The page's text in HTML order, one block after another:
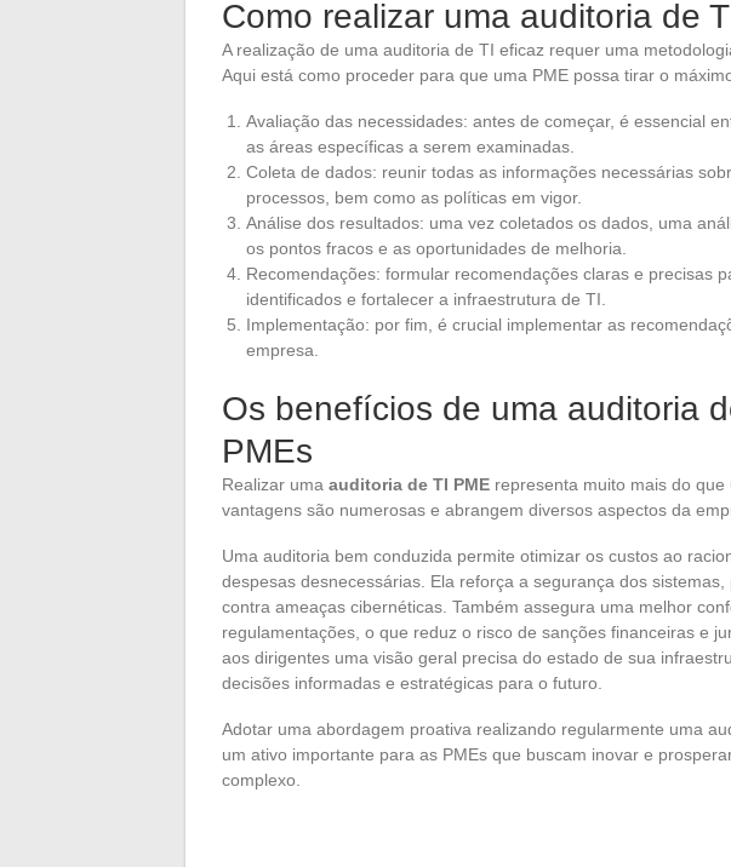
Como realizar uma auditoria de
A realização de uma auditoria de TI eficaz requer uma
Aqui está como proceder para que uma PME possa tirar o
Avaliação das necessidades: antes de começar, é essencial
as áreas específicas a serem examinadas.
Coleta de dados: reunir todas as informações necessárias
processos, bem como as políticas em vigor.
Análise dos resultados: uma vez coletados os dados, uma
os pontos fracos e as oportunidades de melhoria.
Recomendações: formular recomendações claras e precisas
identificados e fortalecer a infraestrutura de TI.
Implementação: por fim, é crucial implementar as
empresa.
Os benefícios de uma auditoria
PMEs
Realizar uma auditoria de TI PME representa muito mais do
vantagens são numerosas e abrangem diversos aspectos da
Uma auditoria bem conduzida permite otimizar os custos ao
despesas desnecessárias. Ela reforça a segurança dos
contra ameaças cibernéticas. Também assegura uma melhor
regulamentações, o que reduz o risco de sanções financeiras e
aos dirigentes uma visão geral precisa do estado de sua
decisões informadas e estratégicas para o futuro.
Adotar uma abordagem proativa realizando regularmente uma
um ativo importante para as PMEs que buscam inovar e
complexo.